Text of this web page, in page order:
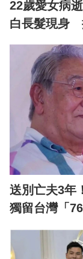
22歲愛女病
白長髮現身
送別亡夫3年
獨留台灣「